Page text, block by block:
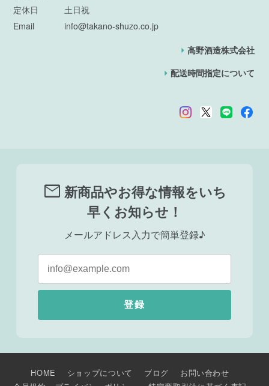
定休日
土日祝
Email
info@takano-shuzo.co.jp
高野酒造株式会社
配送時間指定について
mail 新商品やお得な情報をいち
早くお知らせ！
メールアドレス入力で簡単登録♪
登録
HOME ショップについて ブログ
お問い合わせ